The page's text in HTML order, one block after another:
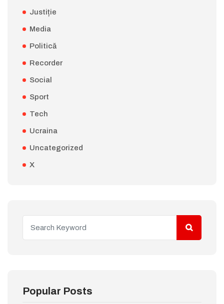
Justiție
Media
Politică
Recorder
Social
Sport
Tech
Ucraina
Uncategorized
X
Popular Posts